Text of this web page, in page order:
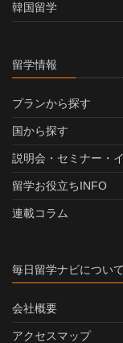
韓国留学
留学情報
プランから探す
国から探す
説明会・セミナー・
留学お役立ちINFO
連載コラム
毎日留学ナビについて
会社概要
アクセスマップ